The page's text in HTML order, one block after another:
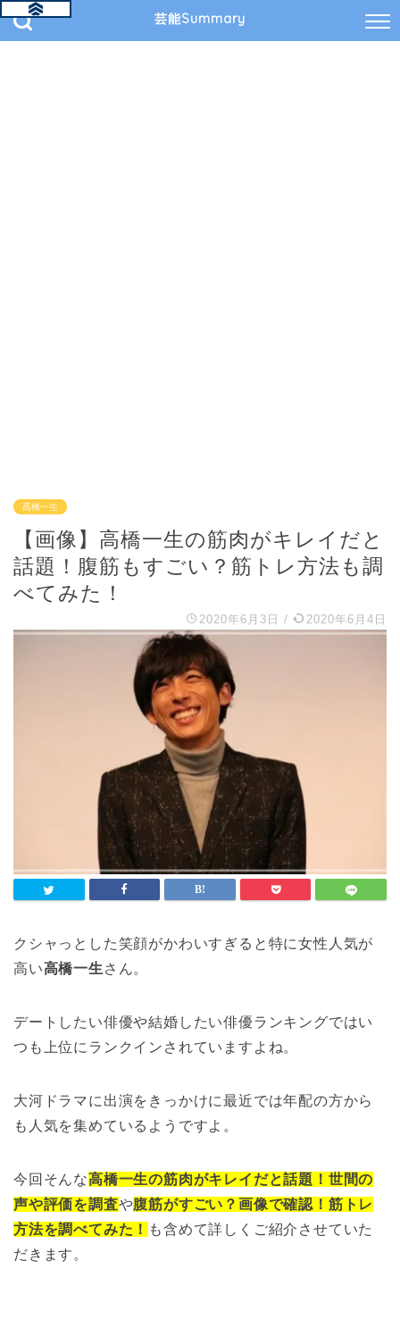
芸能Summary
高橋一生
【画像】高橋一生の筋肉がキレイだと
話題！腹筋もすごい？筋トレ方法も調
べてみた！
2020年6月3日 / 2020年6月4日
クシャっとした笑顔がかわいすぎると特に女性人気が
高い高橋一生 さん。
デートしたい俳優や結婚したい俳優ランキングではい
つも上位にランクインされていますよね。
大河ドラマに出演をきっかけに最近では年配の方から
も人気を集めているようですよ。
今回そんな高橋一生の筋肉がキレイだと話題！世間の
声や評価を調査や腹筋がすごい？画像で確認！筋トレ
方法を調べてみた！ も含めて詳しくご紹介させていた
だきます。